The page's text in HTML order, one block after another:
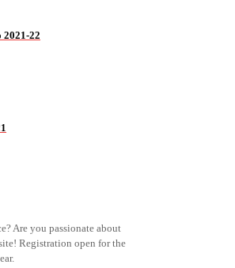
22
Are you passionate about
Registration open for the